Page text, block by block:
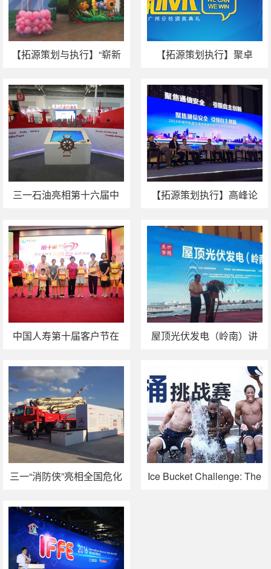
【拓源策划与执行】“崭新
广州百特家庭日
【拓源策划执行】聚卓
校颁奖典礼
三一石油亮相第十六届中
展 拓源设计执行
【拓源策划执行】高峰论
自主创新
中国人寿第十届客户节在
注孩子心灵成长
屋顶光伏发电（岭南）讲
三一“消防侠”亮相全国危化
Ice Bucket Challenge: The